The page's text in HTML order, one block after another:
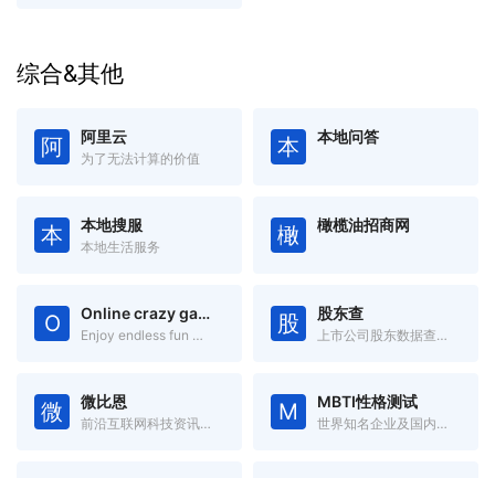
综合&其他
阿 阿里云
为了无法计算的价值 本 本地问答
本 本地搜服
本地生活服务 橄 橄榄油招商网
O Online crazy games
Enjoy endless fun with games from various genres! 股 股东查
上市公司股东数据查询系统
微 微比恩
前沿互联网科技资讯信息 M MBTI性格测试
世界知名企业及国内大型企业在用的测评